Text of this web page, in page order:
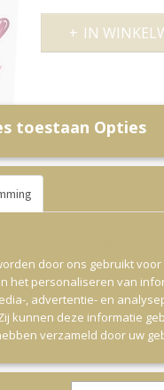
IN
toestaan Opties
door ons gebruikt
het personaliseren van
, advertentie- en
kunnen deze informatie
verzameld door uw